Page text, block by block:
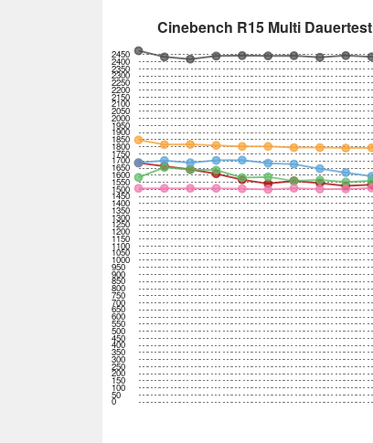
Cinebench R15 Multi Dauertest
0
50
100
150
200
250
300
350
400
450
500
550
600
650
700
750
800
850
900
950
1000
1050
1100
1150
1200
1250
1300
1350
1400
1450
1500
1550
1600
1650
1700
1750
1800
1850
1900
1950
2000
2050
2100
2150
2200
2250
2300
2350
2400
2450